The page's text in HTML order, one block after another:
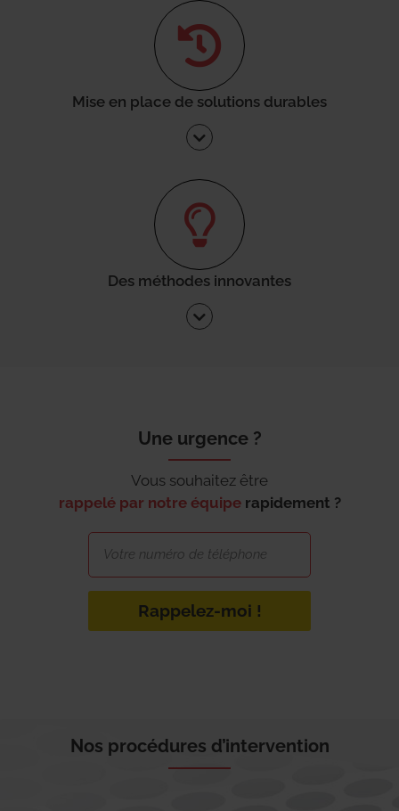
Mise en place de solutions durables
Des méthodes innovantes
Une urgence ?
Vous souhaitez être
rappelé par notre équipe rapidement ?
Rappelez-moi !
Nos procédures d’intervention